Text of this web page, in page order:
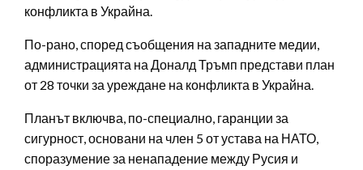
конфликта в Украйна.
По-рано, според съобщения на западните медии,
администрацията на Доналд Тръмп представи план
от 28 точки за уреждане на конфликта в Украйна.
Планът включва, по-специално, гаранции за
сигурност, основани на член 5 от устава на НАТО,
споразумение за ненападение между Русия и